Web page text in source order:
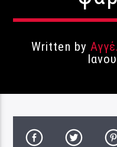
Written by